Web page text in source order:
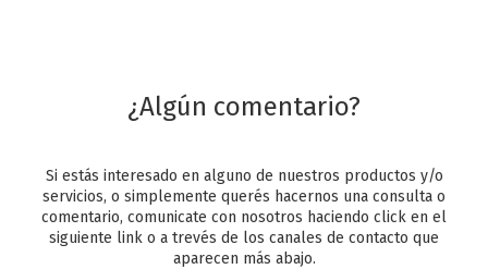
¿Algún comentario?
Si estás interesado en alguno de nuestros productos y/o
servicios, o simplemente querés hacernos una consulta o
comentario, comunicate con nosotros haciendo click en el
siguiente link o a trevés de los canales de contacto que
aparecen más abajo.